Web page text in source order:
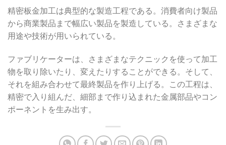
精密板金加工は典型的な製造工程である。消費者向け製品
から商業製品まで幅広い製品を製造している。さまざまな
用途や技術が用いられている。
ファブリケーターは、さまざまなテクニックを使って加工
物を取り除いたり、変えたりすることができる。そして、
それを組み合わせて最終製品を作り上げる。この工程は、
精密で入り組んだ、細部まで作り込まれた金属部品やコン
ポーネントを生み出す。